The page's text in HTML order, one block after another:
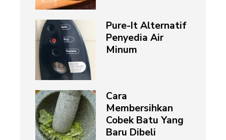
Pure-It Alternatif
Penyedia Air
Minum
Cara
Membersihkan
Cobek Batu Yang
Baru Dibeli